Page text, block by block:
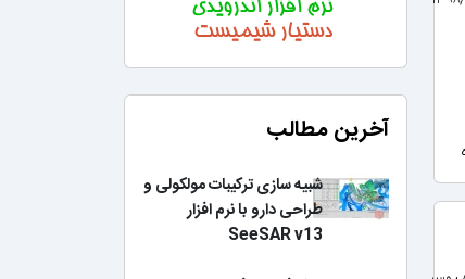
آخرین مطالب
شبیه سازی ترکیبات مولکولی و
طراحی دارو با نرم افزار
SeeSAR v13